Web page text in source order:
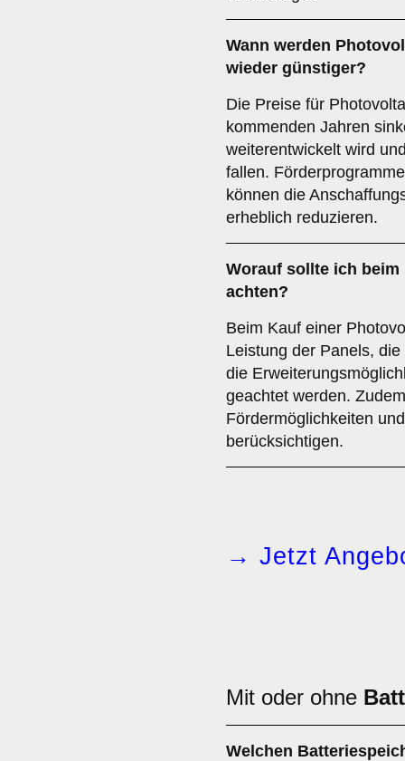
Wann werden
wieder günstiger?
Die Preise für
kommenden Jahren
weiterentwickelt wird
fallen.
können die
erheblich reduzieren.
Worauf sollte ich
achten?
Beim Kauf einer
Leistung der Panels,
die
geachtet werden.
Fördermöglichkeiten
berücksichtigen.
→ Jetzt
Mit oder ohne
Welchen